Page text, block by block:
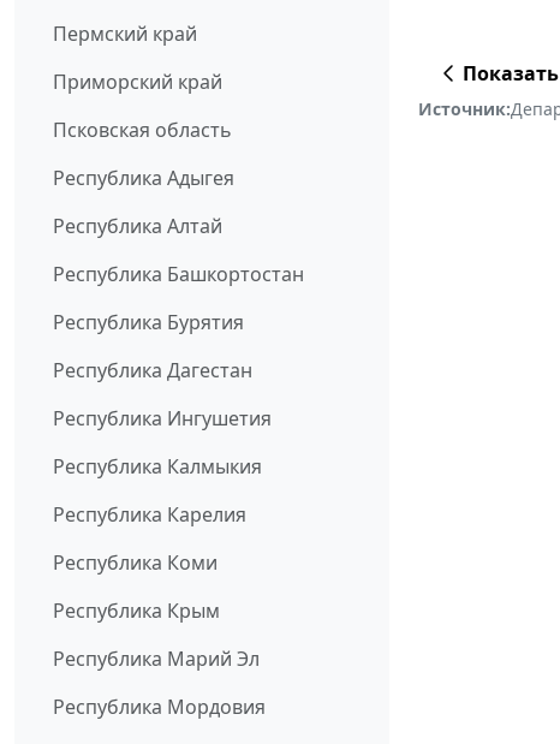
Пермский край
Приморский край
Псковская область
Республика Адыгея
Республика Алтай
Республика Башкортостан
Республика Бурятия
Республика Дагестан
Республика Ингушетия
Республика Калмыкия
Республика Карелия
Республика Коми
Республика Крым
Республика Марий Эл
Республика Мордовия
Источник: